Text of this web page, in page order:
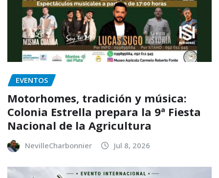
EVENTOS
Motorhomes, tradición y música:
Colonia Estrella prepara la 9ª Fiesta
Nacional de la Agricultura
NevilleCharbonnier Jul 8, 2026